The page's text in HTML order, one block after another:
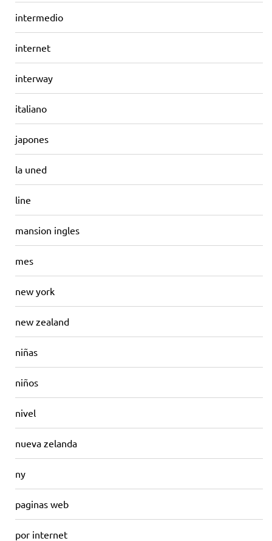
intermedio
internet
interway
italiano
japones
la uned
line
mansion ingles
mes
new york
new zealand
niñas
niños
nivel
nueva zelanda
ny
paginas web
por internet